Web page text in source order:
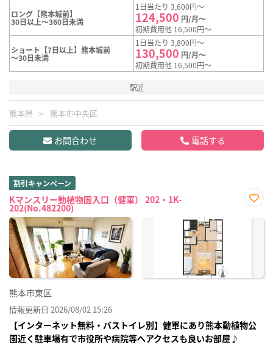
ロング【熊本城前】
30日以上～360日未満
1日当たり 3,600円～
124,500 円/月～
初期費用他 16,500円～
ショート【7日以上】熊本城前
～30日未満
1日当たり 3,800円～
130,500 円/月～
初期費用他 16,500円～
駅近
熊本県 熊本市中央区
お問合わせ 電話する
割引キャンペーン
Kマンスリー動植物園入口（健軍） 202・1K-
202(No.482200)
に入
熊本市東区
情報更新日 2026/08/02 15:26
【インターネット無料・バストイレ別】健軍にあり熊本動植物公
園近く駐車場有で市役所や病院等へアクセスも良いお部屋♪